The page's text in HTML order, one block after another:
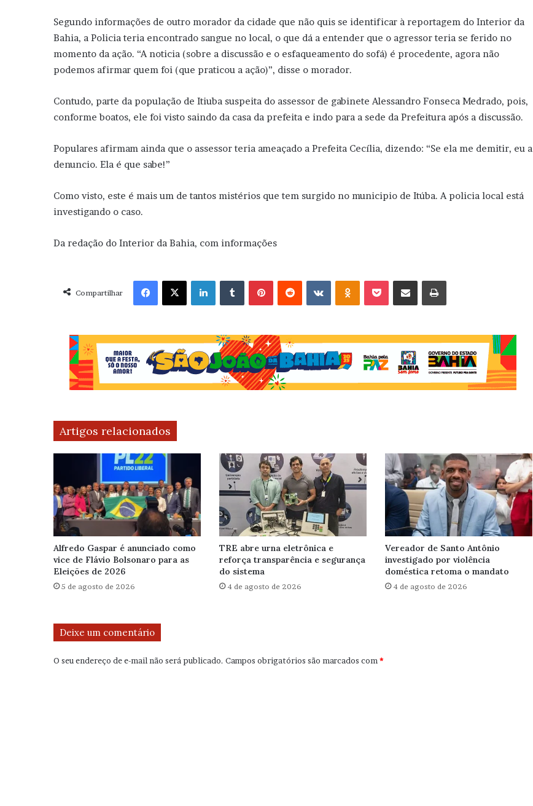
Segundo informações de outro morador da cidade que não quis se identificar à reportagem do Interior da
Bahia, a Policia teria encontrado sangue no local, o que dá a entender que o agressor teria se ferido no
momento da ação. “A noticia (sobre a discussão e o esfaqueamento do sofá) é procedente, agora não
podemos afirmar quem foi (que praticou a ação)”, disse o morador.
Contudo, parte da população de Itiuba suspeita do assessor de gabinete Alessandro Fonseca Medrado, pois,
conforme boatos, ele foi visto saindo da casa da prefeita e indo para a sede da Prefeitura após a discussão.
Populares afirmam ainda que o assessor teria ameaçado a Prefeita Cecília, dizendo: “Se ela me demitir, eu a
denuncio. Ela é que sabe!”
Como visto, este é mais um de tantos mistérios que tem surgido no municipio de Itúba. A policia local está
investigando o caso.
Da redação do Interior da Bahia, com informações
Compartilhar
Facebook X Linkedin VK OK
Artigos relacionados
Alfredo Gaspar é anunciado como
vice de Flávio Bolsonaro para as
Eleições de 2026
5 de agosto de 2026
TRE abre urna eletrônica e
reforça transparência e segurança
do sistema
4 de agosto de 2026
Vereador de Santo Antônio
investigado por violência
doméstica retoma o mandato
4 de agosto de 2026
Deixe um comentário
O seu endereço de e-mail não será publicado. Campos obrigatórios são marcados com*